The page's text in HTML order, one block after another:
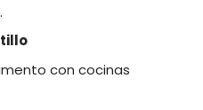
con cocinas